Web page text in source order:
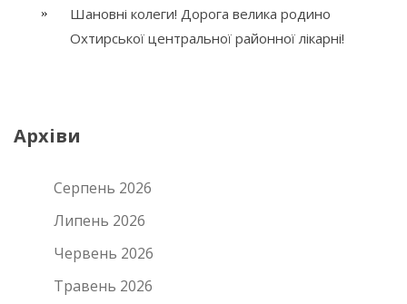
Шановні колеги! Дорога велика родино
Охтирської центральної районної лікарні!
Архіви
Серпень 2026
Липень 2026
Червень 2026
Травень 2026